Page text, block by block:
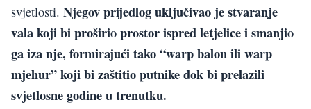
svjetlosti. Njegov prijedlog uključivao je stvaranje
vala koji bi proširio prostor ispred letjelice i smanjio
ga iza nje, formirajući tako “warp balon ili warp
mjehur” koji bi zaštitio putnike dok bi prelazili
svjetlosne godine u trenutku.